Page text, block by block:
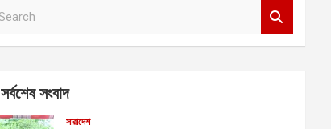
সর্বশেষ সংবাদ
সারাদেশ